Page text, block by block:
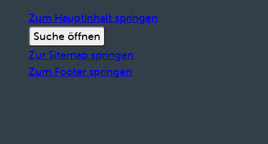
Zum Hauptinhalt springen
Suche öffnen
Zur Sitemap springen
Zum Footer springen